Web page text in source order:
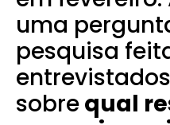
uma
pesquisa
sobrequal